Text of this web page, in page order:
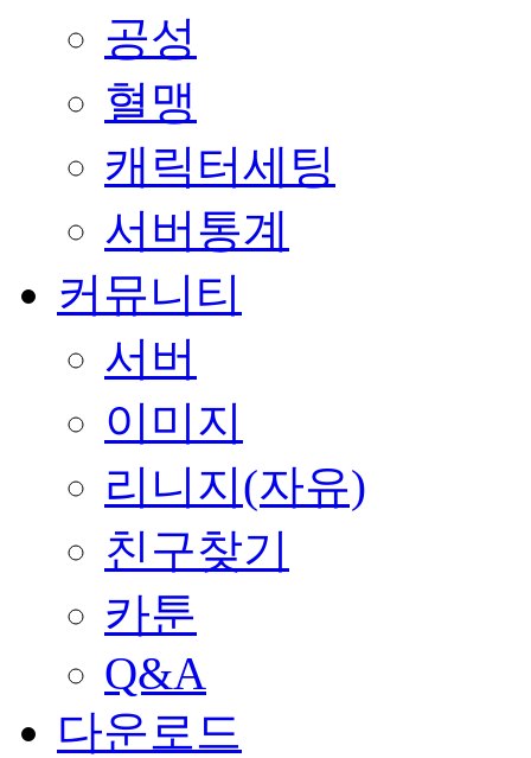
공성
혈맹
캐릭터세팅
서버통계
커뮤니티
서버
이미지
리니지(자유)
친구찾기
카툰
Q&A
다운로드